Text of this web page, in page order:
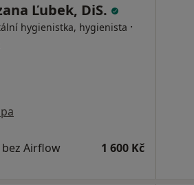
Ľubek, DiS.
hygienistka, hygienista ·
Airflow 1 600 Kč